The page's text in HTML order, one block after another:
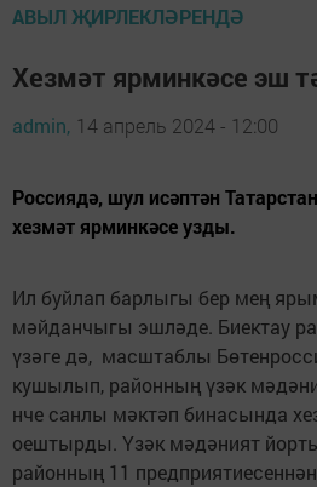
АВЫЛ ҖИРЛЕКЛӘРЕНДӘ
Хезмәт ярминкәсе эш
admin, 14 апрель 2024 - 12:00
Россиядә, шул исәптән
хезмәт ярминкәсе узды.
Ил буйлап барлыгы бер мең
мәйданчыгы эшләде. Биектау
үзәге дә, масштаблы
кушылып, районның үзәк
нче санлы мәктәп бинасында
оештырды. Үзәк мәдәният
районның 11